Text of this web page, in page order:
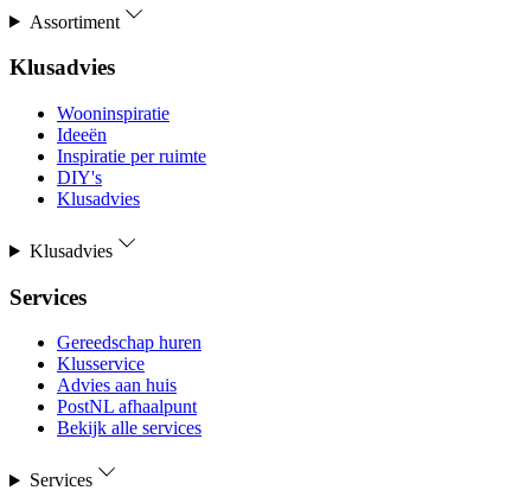
Assortiment
Klusadvies
Wooninspiratie
Ideeën
Inspiratie per ruimte
DIY's
Klusadvies
Klusadvies
Services
Gereedschap huren
Klusservice
Advies aan huis
PostNL afhaalpunt
Bekijk alle services
Services